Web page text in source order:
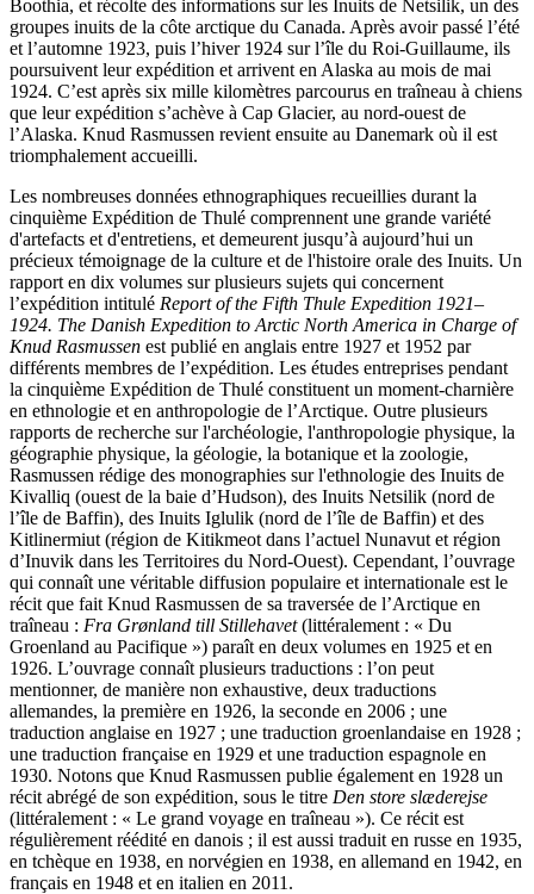
Boothia, et récolte des informations sur les Inuits de Netsilik, un des
groupes inuits de la côte arctique du Canada. Après avoir passé l’été
et l’automne 1923, puis l’hiver 1924 sur l’île du Roi-Guillaume, ils
poursuivent leur expédition et arrivent en Alaska au mois de mai
1924. C’est après six mille kilomètres parcourus en traîneau à chiens
que leur expédition s’achève à Cap Glacier, au nord-ouest de
l’Alaska. Knud Rasmussen revient ensuite au Danemark où il est
triomphalement accueilli.
Les nombreuses données ethnographiques recueillies durant la
cinquième Expédition de Thulé comprennent une grande variété
d'artefacts et d'entretiens, et demeurent jusqu’à aujourd’hui un
précieux témoignage de la culture et de l'histoire orale des Inuits. Un
rapport en dix volumes sur plusieurs sujets qui concernent
l’expédition intitulé Report of the Fifth Thule Expedition 1921–
1924. The Danish Expedition to Arctic North America in Charge of
Knud Rasmussen est publié en anglais entre 1927 et 1952 par
différents membres de l’expédition. Les études entreprises pendant
la cinquième Expédition de Thulé constituent un moment-charnière
en ethnologie et en anthropologie de l’Arctique. Outre plusieurs
rapports de recherche sur l'archéologie, l'anthropologie physique, la
géographie physique, la géologie, la botanique et la zoologie,
Rasmussen rédige des monographies sur l'ethnologie des Inuits de
Kivalliq (ouest de la baie d’Hudson), des Inuits Netsilik (nord de
l’île de Baffin), des Inuits Iglulik (nord de l’île de Baffin) et des
Kitlinermiut (région de Kitikmeot dans l’actuel Nunavut et région
d’Inuvik dans les Territoires du Nord-Ouest). Cependant, l’ouvrage
qui connaît une véritable diffusion populaire et internationale est le
récit que fait Knud Rasmussen de sa traversée de l’Arctique en
traîneau : Fra Grønland till Stillehavet(littéralement : « Du
Groenland au Pacifique ») paraît en deux volumes en 1925 et en
1926. L’ouvrage connaît plusieurs traductions : l’on peut
mentionner, de manière non exhaustive, deux traductions
allemandes, la première en 1926, la seconde en 2006 ; une
traduction anglaise en 1927 ; une traduction groenlandaise en 1928 ;
une traduction française en 1929 et une traduction espagnole en
1930. Notons que Knud Rasmussen publie également en 1928 un
récit abrégé de son expédition, sous le titre Den store slæderejse
(littéralement : « Le grand voyage en traîneau »). Ce récit est
régulièrement réédité en danois ; il est aussi traduit en russe en 1935,
en tchèque en 1938, en norvégien en 1938, en allemand en 1942, en
français en 1948 et en italien en 2011.